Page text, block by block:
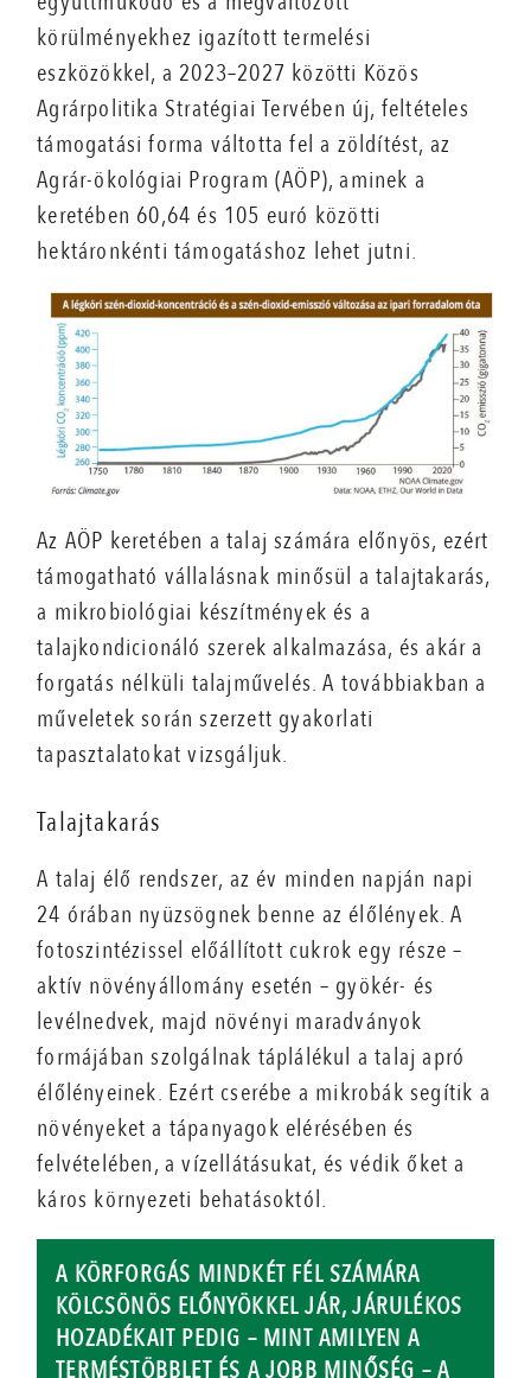
körülményekhez igazított termelési
eszközökkel, a 2023–2027 közötti Közös
Agrárpolitika Stratégiai Tervében új, feltételes
támogatási forma váltotta fel a zöldítést, az
Agrár-ökológiai Program (AÖP), aminek a
keretében 60,64 és 105 euró közötti
hektáronkénti támogatáshoz lehet jutni.
Az AÖP keretében a talaj számára előnyös, ezért
támogatható vállalásnak minősül a talajtakarás,
a mikrobiológiai készítmények és a
talajkondicionáló szerek alkalmazása, és akár a
forgatás nélküli talajművelés. A továbbiakban a
műveletek során szerzett gyakorlati
tapasztalatokat vizsgáljuk.
Talajtakarás
A talaj élő rendszer, az év minden napján napi
24 órában nyüzsögnek benne az élőlények. A
fotoszintézissel előállított cukrok egy része –
aktív növényállomány esetén – gyökér- és
levélnedvek, majd növényi maradványok
formájában szolgálnak táplálékul a talaj apró
élőlényeinek. Ezért cserébe a mikrobák segítik a
növényeket a tápanyagok elérésében és
felvételében, a vízellátásukat, és védik őket a
káros környezeti behatásoktól.
A KÖRFORGÁS MINDKÉT FÉL SZÁMÁRA
KÖLCSÖNÖS ELŐNYÖKKEL JÁR, JÁRULÉKOS
HOZADÉKAIT PEDIG – MINT AMILYEN A
TERMÉSTÖBBLET ÉS A JOBB MINŐSÉG – A